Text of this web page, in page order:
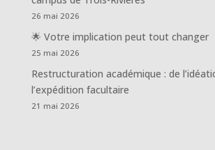
26 mai 2026
🌟 Votre implication peut tout changer
25 mai 2026
Restructuration académique : de
l’expédition facultaire
21 mai 2026